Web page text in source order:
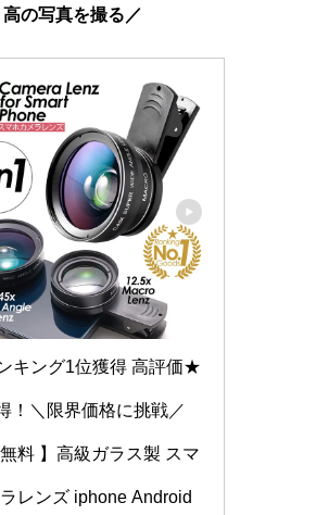
高の写真を撮る／
キング1位獲得 高評価★
！＼限界価格に挑戦／
無料 】高級ガラス製 スマ
レンズ iphone Android